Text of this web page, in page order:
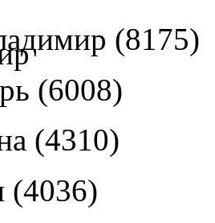
(8175)
(6008)
(4310)
(4036)